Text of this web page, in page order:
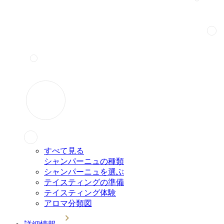
すべて見る
シャンパーニュの種類
シャンパーニュを選ぶ
テイスティングの準備
テイスティング体験
アロマ分類図